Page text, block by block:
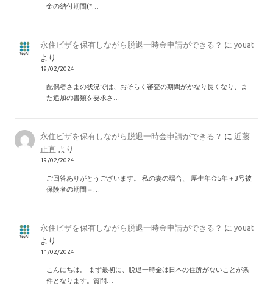
金の納付期間(*…
永住ビザを保有しながら脱退一時金申請ができる？ にyouat
より
19/02/2024
配偶者さまの状況では、おそらく審査の期間がかなり長くなり、ま
た追加の書類を要求さ…
永住ビザを保有しながら脱退一時金申請ができる？ に近藤
正直 より
19/02/2024
ご回答ありがとうございます。 私の妻の場合、 厚生年金5年＋3号被
保険者の期間＝…
永住ビザを保有しながら脱退一時金申請ができる？ にyouat
より
11/02/2024
こんにちは。 まず最初に、脱退一時金は日本の住所がないことが条
件となります。質問…